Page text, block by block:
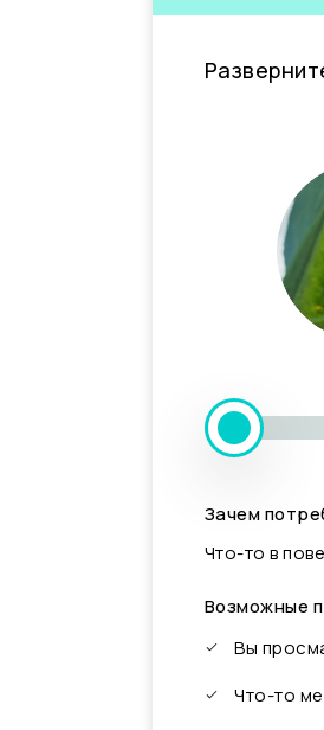
Зачем
Что-то в
Возможные
Вы
Что-то